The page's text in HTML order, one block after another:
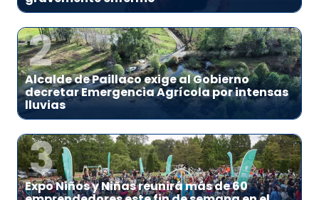
2
Alcalde de Paillaco exige al Gobierno
decretar Emergencia Agrícola por intensas
lluvias
3
Expo Niños y Niñas reunirá más de 60